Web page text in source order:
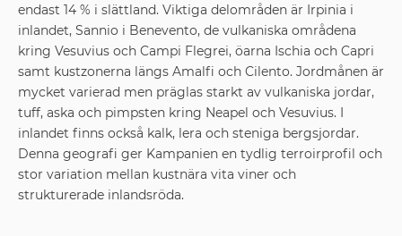
endast 14 % i slättland. Viktiga delområden är Irpinia i
inlandet, Sannio i Benevento, de vulkaniska områdena
kring Vesuvius och Campi Flegrei, öarna Ischia och Capri
samt kustzonerna längs Amalfi och Cilento. Jordmånen är
mycket varierad men präglas starkt av vulkaniska jordar,
tuff, aska och pimpsten kring Neapel och Vesuvius. I
inlandet finns också kalk, lera och steniga bergsjordar.
Denna geografi ger Kampanien en tydlig terroirprofil och
stor variation mellan kustnära vita viner och
strukturerade inlandsröda.